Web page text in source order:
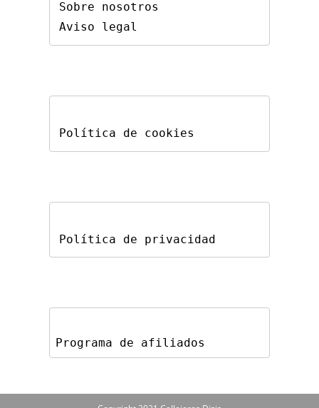
Sobre nosotros
Aviso legal
Política de cookies
Política de privacidad
Programa de afiliados